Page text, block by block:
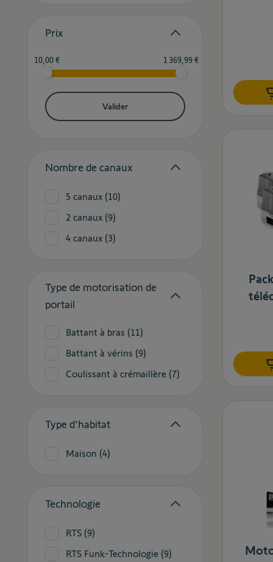
Prix
Minimum value
10,00 € Valeur maximale
1 369,99 €
Valider
Nombre de canaux
5 canaux (10products available
)
2 canaux (9products available
)
4 canaux (3products available
)
Type de motorisation de
portail
Battant à bras (11products available
)
Battant à vérins (9products available
)
Coulissant à crémaillère (7products available
)
Type d'habitat
Maison (4products available
)
Technologie
RTS (9products available
)
RTS Funk-Technologie (9products available
)